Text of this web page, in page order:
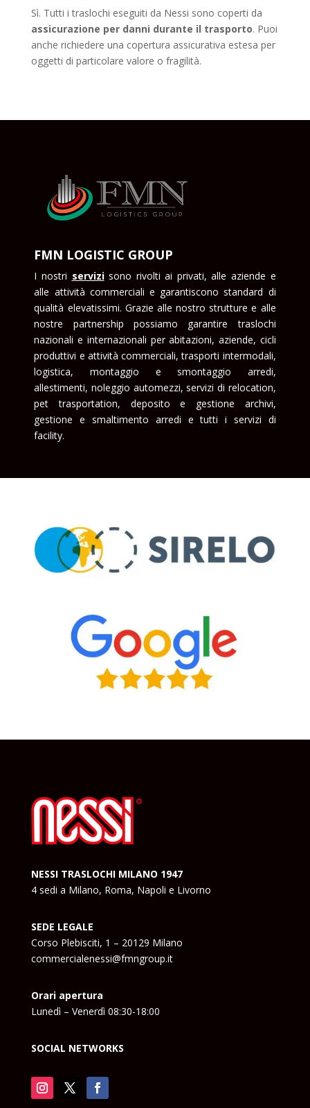
Sì. Tutti i traslochi eseguiti da Nessi sono coperti da
assicurazione per danni durante il trasporto. Puoi
anche richiedere una copertura assicurativa estesa per
oggetti di particolare valore o fragilità.
FMN LOGISTIC GROUP
I nostri servizisono rivolti ai privati, alle aziende e
alle attività commerciali e garantiscono standard di
qualità elevatissimi. Grazie alle nostro strutture e alle
nostre partnership possiamo garantire traslochi
nazionali e internazionali per abitazioni, aziende, cicli
produttivi e attività commerciali, trasporti intermodali,
logistica, montaggio e smontaggio arredi,
allestimenti, noleggio automezzi, servizi di relocation,
pet trasportation, deposito e gestione archivi,
gestione e smaltimento arredi e tutti i servizi di
facility.
NESSI TRASLOCHI MILANO 1947
4 sedi a Milano, Roma, Napoli e Livorno
SEDE LEGALE
Corso Plebisciti, 1 – 20129 Milano
commercialenessi@fmngroup.it
Orari apertura
Lunedì – Venerdì 08:30-18:00
SOCIAL NETWORKS